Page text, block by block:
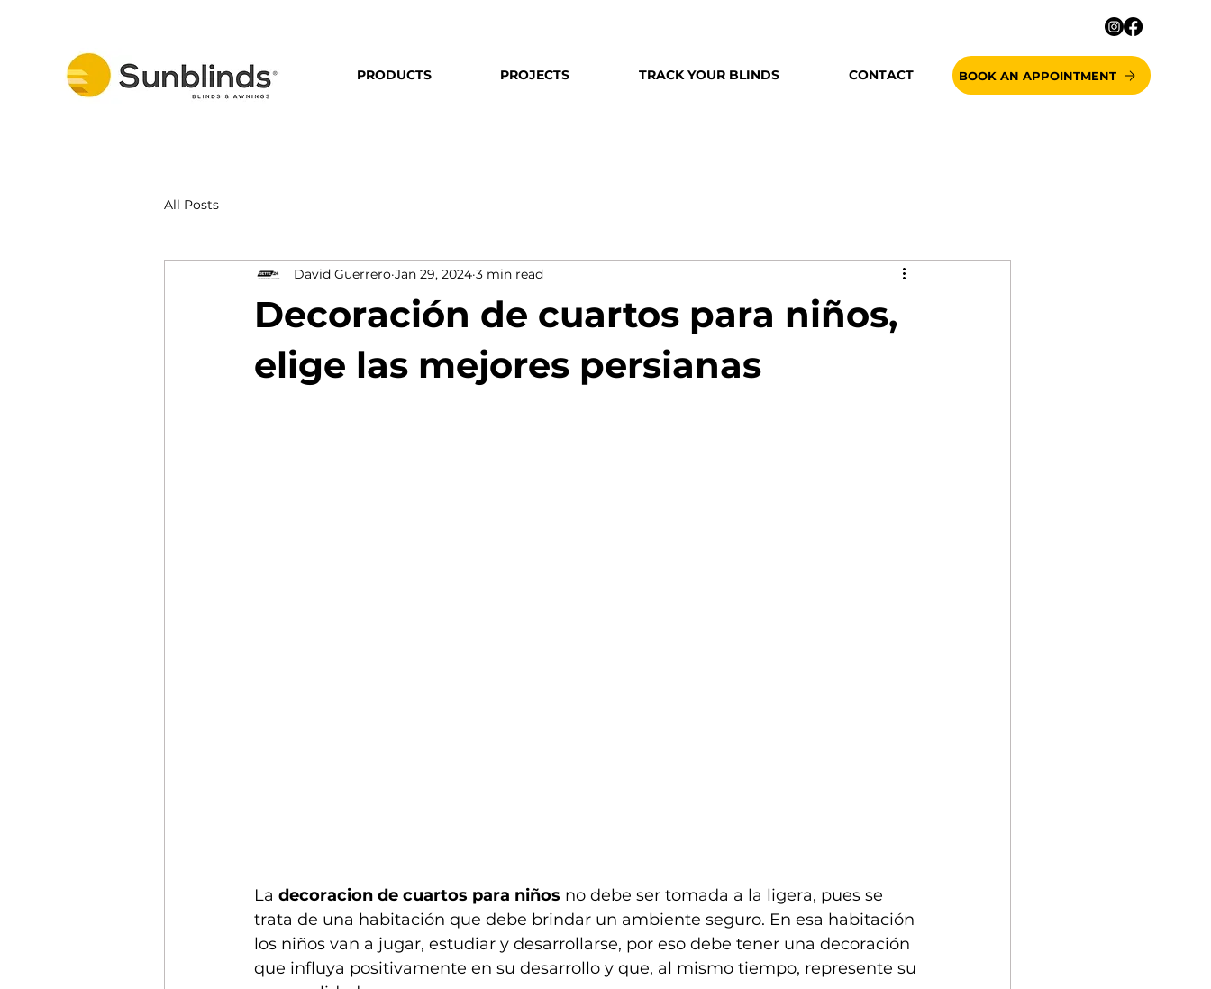
PRODUCTS PROJECTS TRACK YOUR BLINDS CONTACT BOOK AN APPOINTMENT
All Posts
Decoración de cuartos para niños,
elige las mejores persianas
David Guerrero Jan 29, 2024 3 min read
La decoracion de cuartos para niños no debe ser tomada a la ligera, pues se
trata de una habitación que debe brindar un ambiente seguro. En esa habitación
los niños van a jugar, estudiar y desarrollarse, por eso debe tener una decoración
que influya positivamente en su desarrollo y que, al mismo tiempo, represente su